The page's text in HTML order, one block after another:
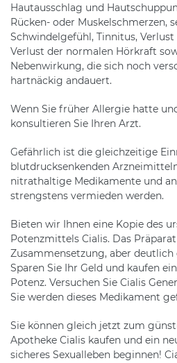
Hautausschlag und
Rücken- oder Muskelschmerzen,
Schwindelgefühl, Tinnitus,
Verlust der normalen Hörkraft
Nebenwirkung, die sich noch
hartnäckig andauert.
Wenn Sie früher Allergie hatte
konsultieren Sie Ihren Arzt.
Gefährlich ist die gleichzeitige
blutdrucksenkenden
nitrathaltige Medikamente und
strengstens vermieden werden.
Bieten wir Ihnen eine Kopie des
Potenzmittels Cialis. Das
Zusammensetzung, aber deutlich
Sparen Sie Ihr Geld und kaufen
Potenz. Versuchen Sie Cialis
Sie werden dieses Medikament
Sie können gleich jetzt zum
Apotheke Cialis kaufen und ein
sicheres Sexualleben beginnen!